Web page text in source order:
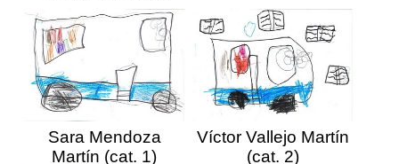
Sara Mendoza
Martín (cat. 1)
Víctor Vallejo Martín
(cat. 2)